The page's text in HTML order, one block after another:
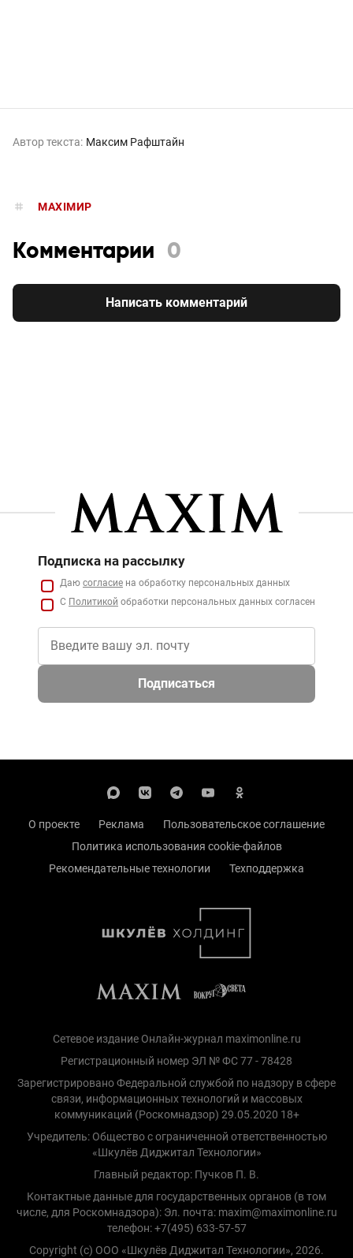
Автор текста: Максим Рафштайн
MAXIMИР
Комментарии 0
Написать комментарий
Подписка на рассылку
Даю согласие на обработку персональных данных
С Политикой обработки персональных данных согласен
Подписаться
О проекте Реклама
Пользовательское соглашение
Политика использования cookie-файлов
Рекомендательные технологии
Техподдержка
Сетевое издание Онлайн-журнал maximonline.ru
Регистрационный номер ЭЛ № ФС 77 - 78428
Зарегистрировано Федеральной службой по надзору в сфере
связи, информационных технологий и массовых
коммуникаций (Роскомнадзор) 29.05.2020 18+
Учредитель: Общество с ограниченной ответственностью
«Шкулёв Диджитал Технологии»
Главный редактор: Пучков П. В.
Контактные данные для государственных органов (в том
числе, для Роскомнадзора): Эл. почта: maxim@maximonline.ru
телефон: +7(495) 633-57-57
Copyright (с) ООО «Шкулёв Диджитал Технологии», 2026.